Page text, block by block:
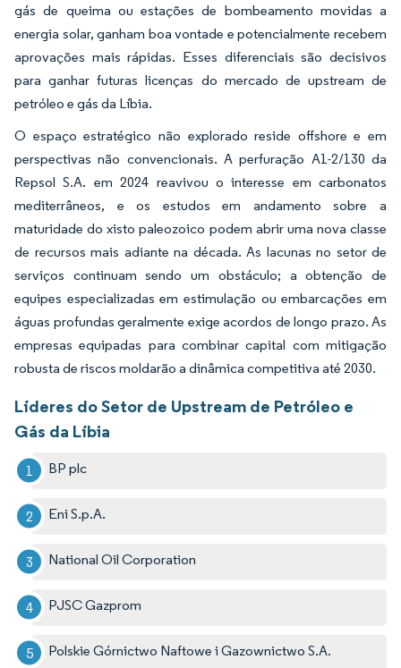
gás de queima ou estações de bombeamento movidas a
energia solar, ganham boa vontade e potencialmente recebem
aprovações mais rápidas. Esses diferenciais são decisivos
para ganhar futuras licenças do mercado de upstream de
petróleo e gás da Líbia.
O espaço estratégico não explorado reside offshore e em
perspectivas não convencionais. A perfuração A1-2/130 da
Repsol S.A. em 2024 reavivou o interesse em carbonatos
mediterrâneos, e os estudos em andamento sobre a
maturidade do xisto paleozoico podem abrir uma nova classe
de recursos mais adiante na década. As lacunas no setor de
serviços continuam sendo um obstáculo; a obtenção de
equipes especializadas em estimulação ou embarcações em
águas profundas geralmente exige acordos de longo prazo. As
empresas equipadas para combinar capital com mitigação
robusta de riscos moldarão a dinâmica competitiva até 2030.
Líderes do Setor de Upstream de Petróleo e
Gás da Líbia
BP plc
Eni S.p.A.
National Oil Corporation
PJSC Gazprom
Polskie Górnictwo Naftowe i Gazownictwo S.A.